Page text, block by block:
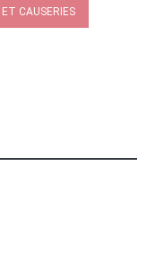
CAUSERIES